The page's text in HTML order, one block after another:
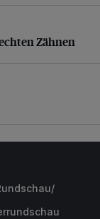
Zähnen
Zähnen